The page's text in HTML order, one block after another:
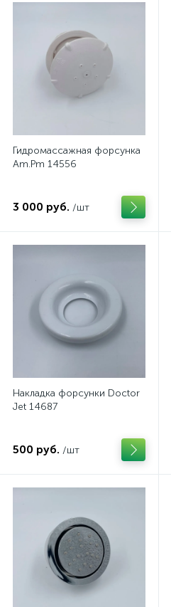
Гидромассажная форсунка
Am.Pm 14556
3 000 руб. /шт
Накладка форсунки Doctor
Jet 14687
500 руб. /шт